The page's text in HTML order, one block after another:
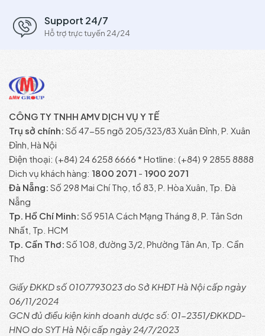
Support 24/7
Hỗ trợ trực tuyến 24/24
CÔNG TY TNHH AMV DỊCH VỤ Y TẾ
Trụ sở chính: Số 47-55 ngõ 205/323/83 Xuân Đỉnh, P. Xuân
Đỉnh, Hà Nội
Điện thoại: (+84) 24 6258 6666 * Hotline: (+84) 9 2855 8888
Dich vụ khách hàng: 1800 2071 - 1900 2071
Đà Nẵng: Số 298 Mai Chí Thọ, tổ 83, P. Hòa Xuân, Tp. Đà
Nẵng
Tp. Hồ Chí Minh: Số 951A Cách Mạng Tháng 8, P. Tân Sơn
Nhất, Tp. HCM
Tp. Cần Thơ: Số 108, đường 3/2, Phường Tân An, Tp. Cần
Thơ
Giấy ĐKKD số 0107793023 do Sở KHĐT Hà Nội cấp ngày
06/11/2024
GCN đủ điều kiện kinh doanh dược số: 01-2351/ĐKKDD-
HNO do SYT Hà Nội cấp ngày 24/7/2023